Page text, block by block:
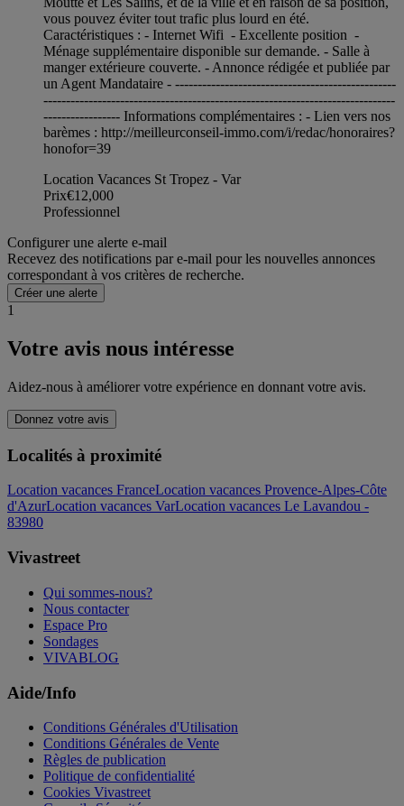
vous pouvez éviter tout trafic plus lourd en été.
Caractéristiques : - Internet Wifi - Excellente position -
Ménage supplémentaire disponible sur demande. - Salle à
manger extérieure couverte. - Annonce rédigée et publiée par
un Agent Mandataire - -------------------------------------------------
------------------------------------------------------------------------------
----------------- Informations complémentaires : - Lien vers nos
barèmes : http://meilleurconseil-immo.com/i/redac/honoraires?
honofor=39
Location Vacances St Tropez - Var
Prix€12,000
Professionnel
Configurer une alerte e-mail
Recevez des notifications par e-mail pour les nouvelles annonces
correspondant à vos critères de recherche.
Créer une alerte
1
Votre avis nous intéresse
Aidez-nous à améliorer votre expérience en donnant votre avis.
Donnez votre avis
Localités à proximité
Location vacances FranceLocation vacances Provence-Alpes-Côte
d'AzurLocation vacances VarLocation vacances Le Lavandou -
83980
Vivastreet
Qui sommes-nous?
Nous contacter
Espace Pro
Sondages
VIVABLOG
Aide/Info
Conditions Générales d'Utilisation
Conditions Générales de Vente
Règles de publication
Politique de confidentialité
Cookies Vivastreet